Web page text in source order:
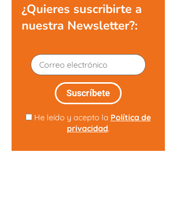
¿Quieres suscribirte a
nuestra Newsletter?:
He leído y acepto la Política de
privacidad.